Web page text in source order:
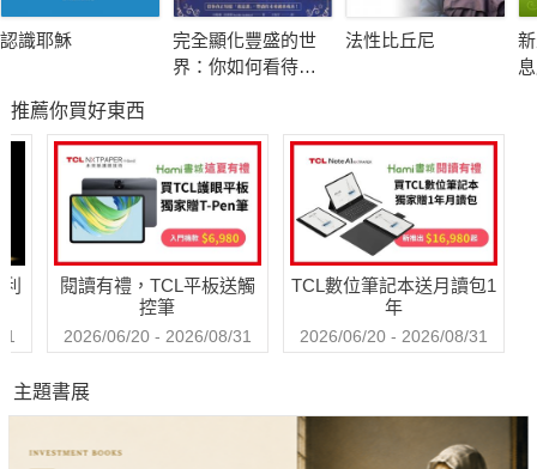
思考，你就會陷入迷思，無法發現這個宇宙的諸種奧秘。開放自
己的視野，靜心接受從宇宙各處傳來的訊息，你會發現這個宇宙
方，我們共同生活在其間。
──天狼星人伊嘉我們迷失在物質環境建構所謂的進步當中，一而
再、再而三，文明興起又消失，興起又消失……當我們……只有
肉眼所見的一切，卻看不見心眼看見的東西，我們就沉淪了……
要切記啊，地球上的人啊，……轉變的形式並沒有固定，所有的
這一切都有待我們共同去創造……
有的高靈會協助你們，但是天助之前必先自助……只有願意自助
者，才能獲得適當的協助，這是一種靈性的法則，是至終的真
──約書亞 推薦語 真誠推薦
認識耶穌
完全顯化豐盛的世
界：你如何看待自
法性比丘尼
推薦你買好東西
閱讀有禮，TCL平板送觸
控筆
2026/06/20 - 2026/08/31
TCL數位筆記本送月讀包1
年
2026/06/20 - 2026/08/31
主題書展